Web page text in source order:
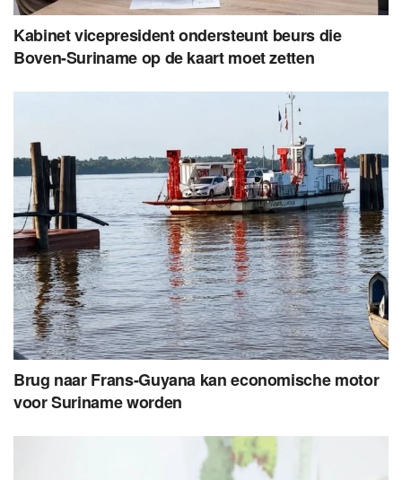
Kabinet vicepresident ondersteunt beurs die
Boven-Suriname op de kaart moet zetten
Brug naar Frans-Guyana kan economische motor
voor Suriname worden